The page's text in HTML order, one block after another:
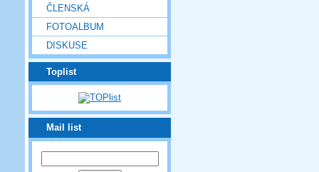
ČLENSKÁ
FOTOALBUM
DISKUSE
Toplist
Mail list